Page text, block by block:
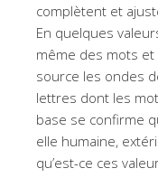
complètent et
En quelques
même des mots
source les ondes
lettres dont les
base se confirme
elle humaine,
qu’est-ce ces